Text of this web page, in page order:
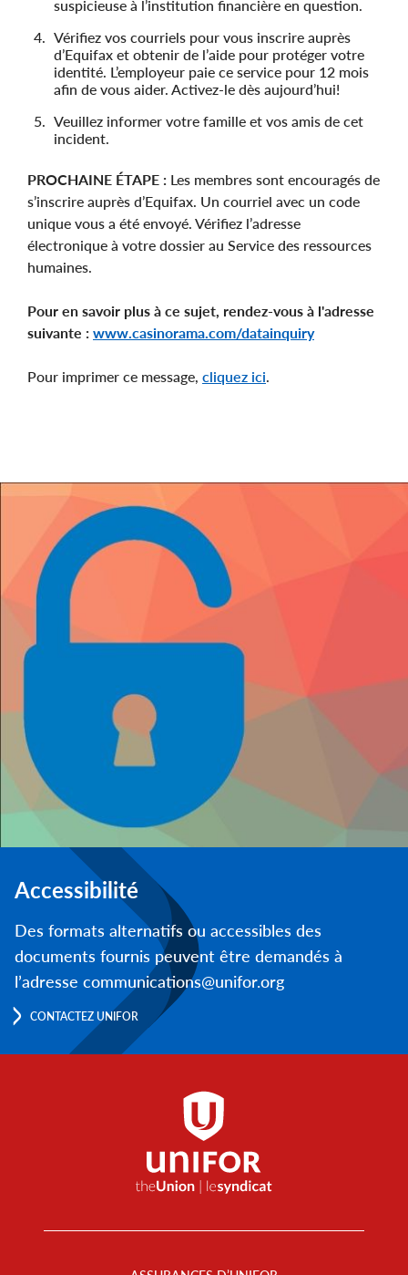
suspicieuse à l’institution financière en question.
Vérifiez vos courriels pour vous inscrire auprès
d’Equifax et obtenir de l’aide pour protéger votre
identité. L’employeur paie ce service pour 12 mois
afin de vous aider. Activez-le dès aujourd’hui!
Veuillez informer votre famille et vos amis de cet
incident.
PROCHAINE ÉTAPE : Les membres sont encouragés de
s’inscrire auprès d’Equifax. Un courriel avec un code
unique vous a été envoyé. Vérifiez l’adresse
électronique à votre dossier au Service des ressources
humaines.
Pour en savoir plus à ce sujet, rendez-vous à l'adresse
suivante : www.casinorama.com/datainquiry
Pour imprimer ce message, cliquez ici
Accessibilité
Des formats alternatifs ou accessibles des
documents fournis peuvent être demandés à
l’adresse communications@unifor.org
CONTACTEZ UNIFOR